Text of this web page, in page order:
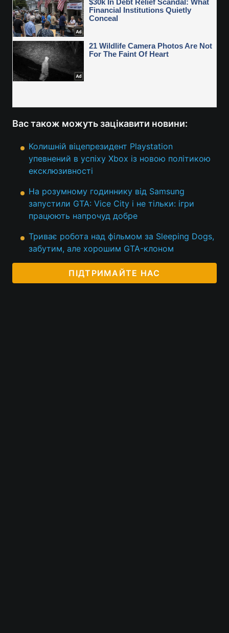
Вас також можуть зацікавити новини:
Колишній віцепрезидент Playstation
упевнений в успіху Xbox із новою політикою
ексклюзивності
На розумному годиннику від Samsung
запустили GTA: Vice City і не тільки: ігри
працюють напрочуд добре
Триває робота над фільмом за Sleeping Dogs,
забутим, але хорошим GTA-клоном
ПІДТРИМАЙТЕ НАС